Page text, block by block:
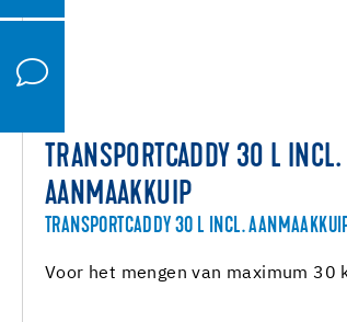
TRANSPORTCADDY 30 L INCL.
AANMAAKKUIP
TRANSPORTCADDY 30 L INCL.
Voor het mengen van maximum 30